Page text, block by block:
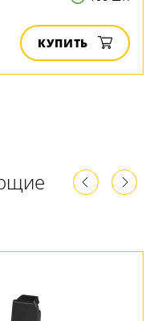
КУПИТЬ